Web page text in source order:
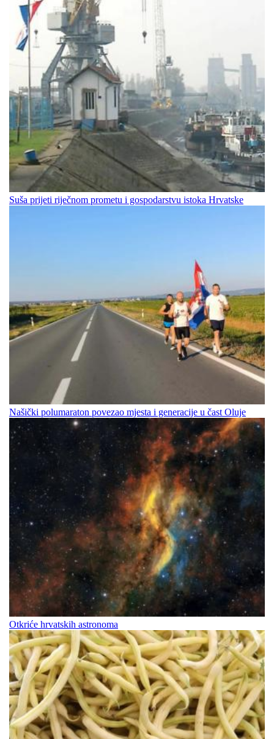
Suša prijeti riječnom prometu i gospodarstvu istoka Hrvatske
Našički polumaraton povezao mjesta i generacije u čast Oluje
Otkriće hrvatskih astronoma